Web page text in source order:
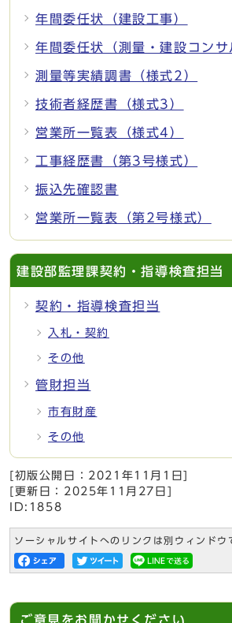
年間委任状（建設工事）
年間委任状（測量・建設コンサ
測量等実績調書（様式2）
技術者経歴書（様式3）
営業所一覧表（様式4）
工事経歴書（第3号様式）
振込先確認書
営業所一覧表（第2号様式）
建設部監理課契約・指導検査担当
契約・指導検査担当
入札・契約
その他
管財担当
市有財産
その他
[初版公開日： 2021年11月1日
[更新日： 2025年11月27日
ID:1858
ソーシャルサイトへのリンクは別ウィンドウ
ご意見をお聞かせください